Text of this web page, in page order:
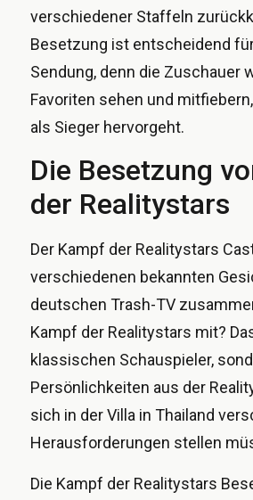
verschiedener Staffeln
Besetzung ist entscheidend
Sendung, denn die Zuschauer
Favoriten sehen und
als Sieger hervorgeht.
Die Besetzung
der Realitystars
Der Kampf der Realitystars
verschiedenen bekannten
deutschen Trash-TV
Kampf der Realitystars mit?
klassischen Schauspieler,
Persönlichkeiten aus der
sich in der Villa in Thailand
Herausforderungen stellen
Die Kampf der Realitystars